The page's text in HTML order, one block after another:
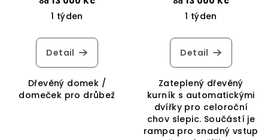
desky
1 týden
Detail
Dřevěný domek /
domeček pro drůbež
desky
1 týden
Detail
Zateplený dřevěný
kurník s automatickými
dvířky pro celoroční
chov slepic. Součástí je
rampa pro snadný vstup